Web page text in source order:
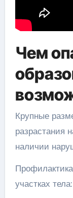
Чем
Крупные
разрастания
наличии
участках тела: